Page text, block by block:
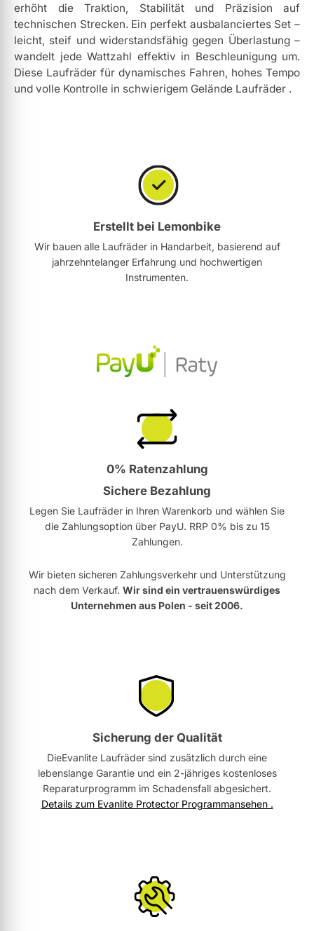
erhöht die Traktion, Stabilität und Präzision auf
technischen Strecken. Ein perfekt ausbalanciertes Set –
leicht, steif und widerstandsfähig gegen Überlastung –
wandelt jede Wattzahl effektiv in Beschleunigung um.
Diese Laufräder für dynamisches Fahren, hohes Tempo
und volle Kontrolle in schwierigem Gelände Laufräder .
Erstellt bei Lemonbike
Wir bauen alle Laufräder in Handarbeit, basierend auf
jahrzehntelanger Erfahrung und hochwertigen
Instrumenten.
0% Ratenzahlung
Sichere Bezahlung
Legen Sie Laufräder in Ihren Warenkorb und wählen Sie
die Zahlungsoption über PayU. RRP 0% bis zu 15
Zahlungen.
Wir bieten sicheren Zahlungsverkehr und Unterstützung
nach dem Verkauf. Wir sind ein vertrauenswürdiges
Unternehmen aus Polen - seit 2006.
Sicherung der Qualität
DieEvanlite Laufräder sind zusätzlich durch eine
lebenslange Garantie und ein 2-jähriges kostenloses
Reparaturprogramm im Schadensfall abgesichert.
Details zum Evanlite Protector Programmansehen .